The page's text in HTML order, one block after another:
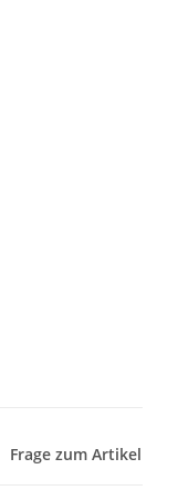
Frage zum Artikel